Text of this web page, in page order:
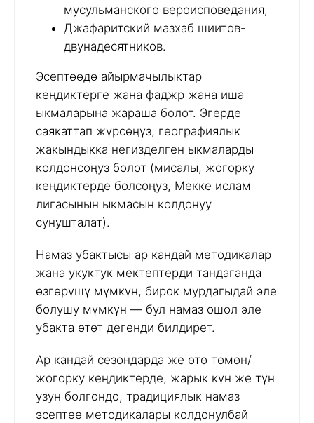
мусульманского вероисповедания,
Джафаритский мазхаб шиитов-
двунадесятников.
Эсептөөдө айырмачылыктар
кеңдиктерге жана фаджр жана иша
ыкмаларына жараша болот. Эгерде
саякаттап жүрсөңүз, географиялык
жакындыкка негизделген ыкмаларды
колдонсоңуз болот (мисалы, жогорку
кеңдиктерде болсоңуз, Мекке ислам
лигасынын ыкмасын колдонуу
сунушталат).
Намаз убактысы ар кандай методикалар
жана укуктук мектептерди тандаганда
өзгөрүшү мүмкүн, бирок мурдагыдай эле
болушу мүмкүн — бул намаз ошол эле
убакта өтөт дегенди билдирет.
Ар кандай сезондарда же өтө төмөн/
жогорку кеңдиктерде, жарык күн же түн
узун болгондо, традициялык намаз
эсептөө методикалары колдонулбай